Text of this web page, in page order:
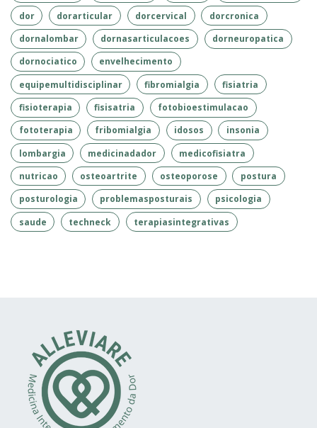
dor
dorarticular dorcervical
dorcronica
dornalombar
dornasarticulacoes
dorneuropatica
dornociatico
envelhecimento
equipemultidisciplinar
fibromialgia
fisiatria
fisioterapia
fisisatria
fotobioestimulacao
fototerapia
fribomialgia idosos
insonia
lombargia
medicinadador
medicofisiatra
nutricao
osteoartrite osteoporose
postura
posturologia
problemasposturais
psicologia
saude
techneck terapiasintegrativas